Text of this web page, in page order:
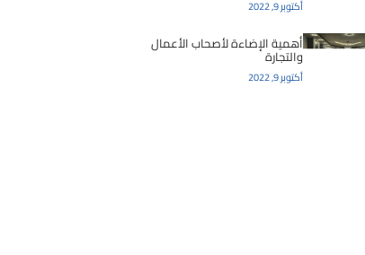
أكتوبر 9, 2022
أهمية الإضاءة لأصحاب الأعمال
والتجارة
أكتوبر 9, 2022